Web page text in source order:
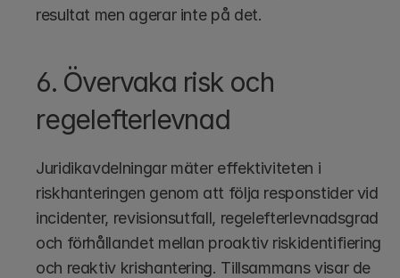
resultat men agerar inte på det.
6. Övervaka risk och
regelefterlevnad
Juridikavdelningar mäter effektiviteten i
riskhanteringen genom att följa responstider vid
incidenter, revisionsutfall, regelefterlevnadsgrad
och förhållandet mellan proaktiv riskidentifiering
och reaktiv krishantering. Tillsammans visar de